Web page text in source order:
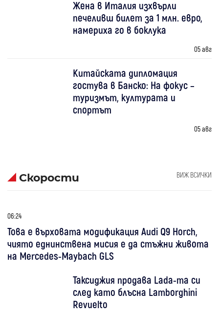
Жена в Италия изхвърли
печеливш билет за 1 млн. евро,
намериха го в боклука
05 авг
Китайската дипломация
гостува в Банско: На фокус –
туризмът, културата и
спортът
05 авг
Скорости ВИЖ ВСИЧКИ
06:24
Това е върховата модификация Audi Q9 Horch,
чиято еднинствена мисия е да стъжни живота
на Mercedes-Maybach GLS
Таксиджия продава Lada-та си
след като блъсна Lamborghini
Revuelto